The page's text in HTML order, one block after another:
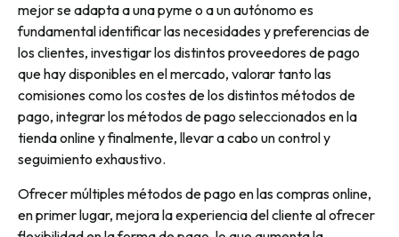
mejor se adapta a una pyme o a un autónomo es
fundamental identificar las necesidades y preferencias de
los clientes, investigar los distintos proveedores de pago
que hay disponibles en el mercado, valorar tanto las
comisiones como los costes de los distintos métodos de
pago, integrar los métodos de pago seleccionados en la
tienda online y finalmente, llevar a cabo un control y
seguimiento exhaustivo.
Ofrecer múltiples métodos de pago en las compras online,
en primer lugar, mejora la experiencia del cliente al ofrecer